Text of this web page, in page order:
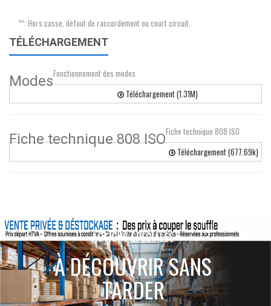
**: Hors casse, défaut de raccordement ou court circuit.
TÉLÉCHARGEMENT
ModesFonctionnement des modes
Téléchargement (1.31M)
Fiche technique 808 ISOFiche technique 808 ISO
Téléchargement (677.69k)
ACTIONS SPÉCIALES
À DÉCOUVRIR SANS
TARDER